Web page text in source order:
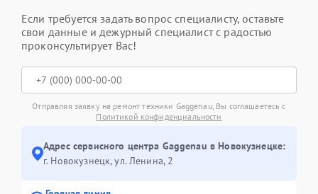
Если требуется задать вопрос специалисту, оставьте
свои данные и дежурный специалист с радостью
проконсультирует Вас!
Отправляя заявку на ремонт техники Gaggenau, Вы соглашаетесь с
Политикой конфиденциальности
Адрес сервисного центра Gaggenau в Новокузнецке:
г. Новокузнецк, ул. Ленина, 2